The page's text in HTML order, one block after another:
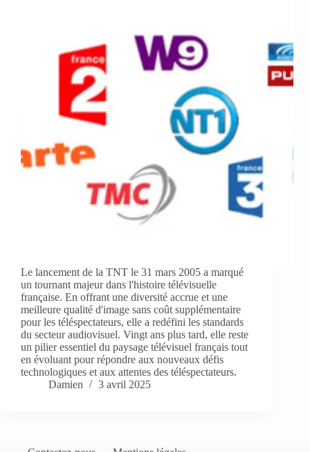
Le lancement de la TNT le 31 mars 2005 a marqué
un tournant majeur dans l'histoire télévisuelle
française. En offrant une diversité accrue et une
meilleure qualité d'image sans coût supplémentaire
pour les téléspectateurs, elle a redéfini les standards
du secteur audiovisuel. Vingt ans plus tard, elle reste
un pilier essentiel du paysage télévisuel français tout
en évoluant pour répondre aux nouveaux défis
technologiques et aux attentes des téléspectateurs.
Damien
3 avril 2025